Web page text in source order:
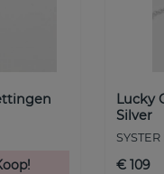
Lucky
Silver
SYSTER
€ 109